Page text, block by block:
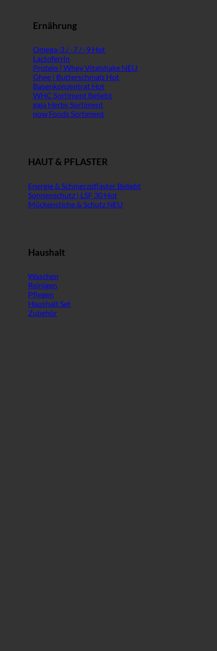
Ernährung
Omega-3 / -7 / -9
Lactoferrin
Protein | Whey Vitalshake
Ghee | Butterschmalz
Basenkonzentrat
WHC Sortiment
gaia Herbs Sortiment
now Foods Sortiment
HAUT & PFLASTER
Energie & Schmerzpflaster
Sonnenschutz | LSF 30
Mückenstiche & Schutz
Haushalt
Waschen
Reinigen
Pflegen
Haushalt Set
Zubehör